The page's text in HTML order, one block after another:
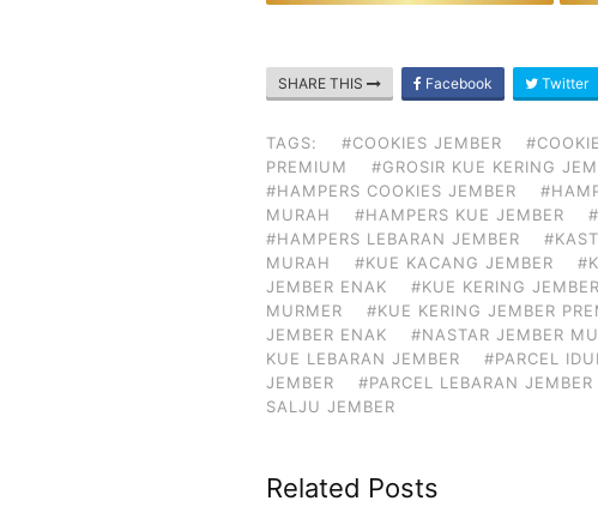
SHARE THIS Facebook Twitter
TAGS: #COOKIES JEMBER
PREMIUM
#GROSIR KUE KERING
#HAMPERS COOKIES JEMBER
MURAH
#HAMPERS KUE JEMBER
#HAMPERS LEBARAN JEMBER
MURAH
#KUE KACANG JEMBER
JEMBER ENAK
#KUE KERING
MURMER
#KUE KERING JEMBER
JEMBER ENAK
#NASTAR JEMBER
KUE LEBARAN JEMBER
#PARCEL
JEMBER
#PARCEL LEBARAN JEMBER
SALJU JEMBER
Related Posts